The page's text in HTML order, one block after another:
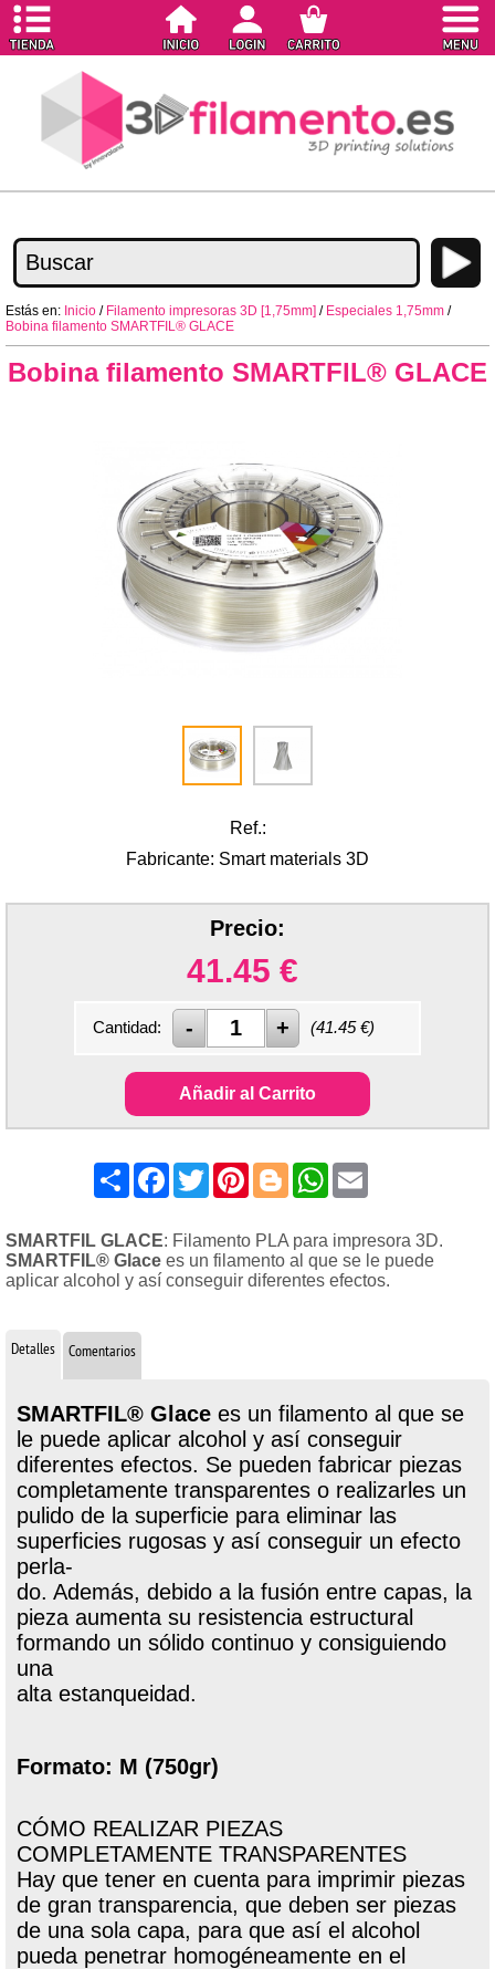
Estás en: Inicio / Filamento impresoras 3D [1,75mm] / Especiales 1,75mm /
Bobina filamento SMARTFIL® GLACE
Bobina filamento SMARTFIL® GLACE
Ref.:
Fabricante: Smart materials 3D
Precio:
41.45 €
Cantidad: (41.45€)
Añadir al Carrito
ShareFacebook
TwitterPinterest
BloggerWhatsApp
SMARTFIL GLACE: Filamento PLA para impresora 3D.
SMARTFIL® Glace es un filamento al que se le puede
aplicar alcohol y así conseguir diferentes efectos.
Detalles Comentarios
SMARTFIL® Glace es un filamento al que se
le puede aplicar alcohol y así conseguir
diferentes efectos. Se pueden fabricar piezas
completamente transparentes o realizarles un
pulido de la superficie para eliminar las
superficies rugosas y así conseguir un efecto
perla-
do. Además, debido a la fusión entre capas, la
pieza aumenta su resistencia estructural
formando un sólido continuo y consiguiendo
una
alta estanqueidad.
Formato: M (750gr)
CÓMO REALIZAR PIEZAS
COMPLETAMENTE TRANSPARENTES
Hay que tener en cuenta para imprimir piezas
de gran transparencia, que deben ser piezas
de una sola capa, para que así el alcohol
pueda penetrar homogéneamente en el